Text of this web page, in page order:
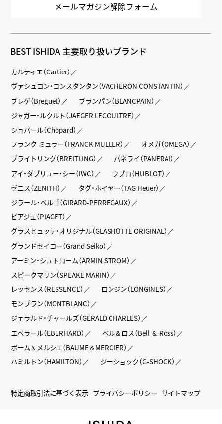
メールマガジン解除フォーム
BEST ISHIDA 主要取り扱いブランド
カルティエ（Cartier）
ヴァシュロン・コンスタンタン（VACHERON CONSTANTIN）
ブレゲ（Breguet）
ブランパン（BLANCPAIN）
ジャガー・ルクルト（JAEGER LECOULTRE）
ショパール（Chopard）
フランク ミュラー（FRANCK MULLER）
オメガ（OMEGA）
ブライトリング（BREITLING）
パネライ（PANERAI）
アイ・ダブリュー・シー（IWC）
ウブロ（HUBLOT）
ゼニス（ZENITH）
タグ・ホイヤー（TAG Heuer）
ジラール・ペルゴ（GIRARD-PERREGAUX）
ピアジェ（PIAGET）
グラスヒュッテ・オリジナル（GLASHÜTTE ORIGINAL）
グランドセイコー（Grand Seiko）
アーミン・シュトローム（ARMIN STROM）
スピークマリン（SPEAKE MARIN）
レッセンス（RESSENCE）
ロンジン（LONGINES）
モンブラン（MONTBLANC）
ジェラルド・チャールズ（GERALD CHARLES）
エベラール（EBERHARD）
ベル＆ロス（Bell ＆ Ross）
ボーム＆メルシエ（BAUME＆MERCIER）
ハミルトン（HAMILTON）
ジーショック（G-SHOCK）
特定商取引法に基づく表示 プライバシーポリシー サイトマップ